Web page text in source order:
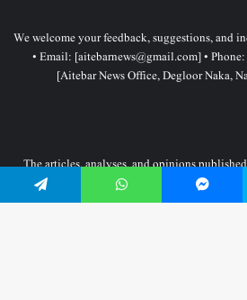
We welcome your feedback, suggestions, and
• Email: [aitebarnews@gmail.com] •
[Aitebar News Office, Degloor Naka,
The articles, analyses, and opinions
solely represent the personal views and
do not necessarily reflect the stance of the
Messenger
WhatsApp
Telegram